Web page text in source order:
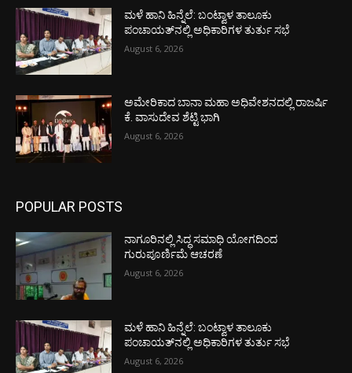
ಮಳೆ ಹಾನಿ ಹಿನ್ನೆಲೆ: ಬಂಟ್ವಾಳ ತಾಲೂಕು
ಪಂಚಾಯತ್‌ನಲ್ಲಿ ಅಧಿಕಾರಿಗಳ ತುರ್ತು ಸಭೆ
August 6, 2026
ಅಮೇರಿಕಾದ ಬಾನಾ ಮಹಾ ಅಧಿವೇಶನದಲ್ಲಿ ರಾಜರ್ಷಿ
ಕೆ. ವಾಸುದೇವ ಶೆಟ್ಟಿ ಭಾಗಿ
August 6, 2026
POPULAR POSTS
ನಾಗೂರಿನಲ್ಲಿ ಸಿದ್ಧ ಸಮಾಧಿ ಯೋಗದಿಂದ
ಗುರುಪೂರ್ಣಿಮೆ ಆಚರಣೆ
August 6, 2026
ಮಳೆ ಹಾನಿ ಹಿನ್ನೆಲೆ: ಬಂಟ್ವಾಳ ತಾಲೂಕು
ಪಂಚಾಯತ್‌ನಲ್ಲಿ ಅಧಿಕಾರಿಗಳ ತುರ್ತು ಸಭೆ
August 6, 2026